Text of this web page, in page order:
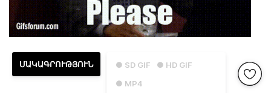
● SD GIF
● HD GIF
● MP4
ՄԱԿԱԳՐՈՒԹՅՈՒՆ